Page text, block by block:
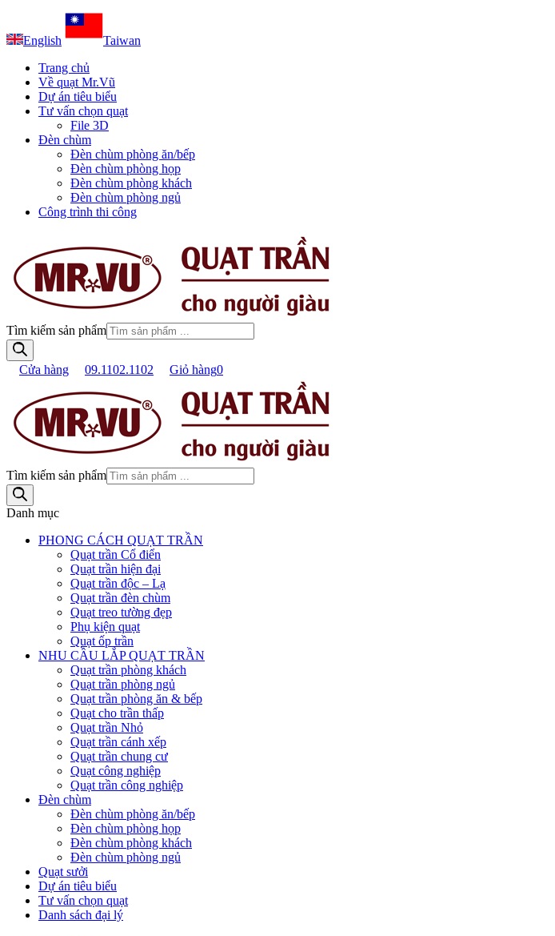
English
Taiwan
Trang chủ
Về quạt Mr.Vũ
Dự án tiêu biểu
Tư vấn chọn quạt
File 3D
Đèn chùm
Đèn chùm phòng ăn/bếp
Đèn chùm phòng họp
Đèn chùm phòng khách
Đèn chùm phòng ngủ
Công trình thi công
Tìm kiếm sản phẩm
Cửa hàng 09.1102.1102 Giỏ hàng0
Tìm kiếm sản phẩm
Danh mục
PHONG CÁCH QUẠT TRẦN
Quạt trần Cổ điển
Quạt trần hiện đại
Quạt trần độc – Lạ
Quạt trần đèn chùm
Quạt treo tường đẹp
Phụ kiện quạt
Quạt ốp trần
NHU CẦU LẮP QUẠT TRẦN
Quạt trần phòng khách
Quạt trần phòng ngủ
Quạt trần phòng ăn & bếp
Quạt cho trần thấp
Quạt trần Nhỏ
Quạt trần cánh xếp
Quạt trần chung cư
Quạt công nghiệp
Quạt trần công nghiệp
Đèn chùm
Đèn chùm phòng ăn/bếp
Đèn chùm phòng họp
Đèn chùm phòng khách
Đèn chùm phòng ngủ
Quạt sưởi
Dự án tiêu biểu
Tư vấn chọn quạt
Danh sách đại lý